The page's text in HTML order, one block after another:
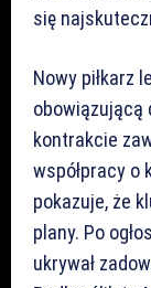
się
Nowy piłkarz
obowiązującą
kontrakcie
współpracy o
pokazuje, że
plany. Po
ukrywał